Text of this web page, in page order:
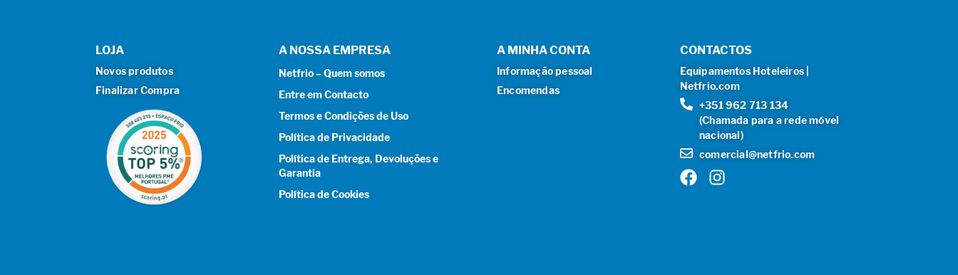
LOJA
Novos produtos
Finalizar Compra
A NOSSA EMPRESA
Netfrio – Quem somos
Entre em Contacto
Termos e Condições de Uso
Política de Privacidade
Política de Entrega, Devoluções e
Garantia
Política de Cookies
A MINHA CONTA
Informação pessoal
Encomendas
CONTACTOS
Equipamentos Hoteleiros |
Netfrio.com
+351 962 713 134
(Chamada para a rede móvel
nacional)
comercial@netfrio.com